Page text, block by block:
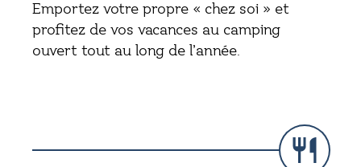
Emportez votre propre « chez soi » et
profitez de vos vacances au camping
ouvert tout au long de l’année.